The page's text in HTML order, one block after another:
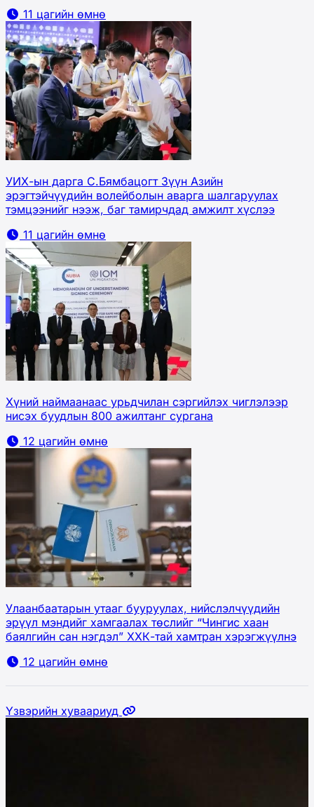
11 цагийн өмнө
УИХ-ын дарга С.Бямбацогт Зүүн Азийн
эрэгтэйчүүдийн волейболын аварга шалгаруулах
тэмцээнийг нээж, баг тамирчдад амжилт хүслээ
11 цагийн өмнө
Хүний наймаанаас урьдчилан сэргийлэх чиглэлээр
нисэх буудлын 800 ажилтанг сургана
12 цагийн өмнө
Улаанбаатарын утааг бууруулах, нийслэлчүүдийн
эрүүл мэндийг хамгаалах төслийг “Чингис хаан
баялгийн сан нэгдэл” ХХК-тай хамтран хэрэгжүүлнэ
12 цагийн өмнө
Үзвэрийн хуваариуд